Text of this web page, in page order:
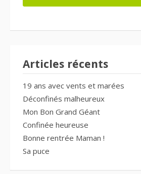
Articles récents
19 ans avec vents et marées
Déconfinés malheureux
Mon Bon Grand Géant
Confinée heureuse
Bonne rentrée Maman !
Sa puce